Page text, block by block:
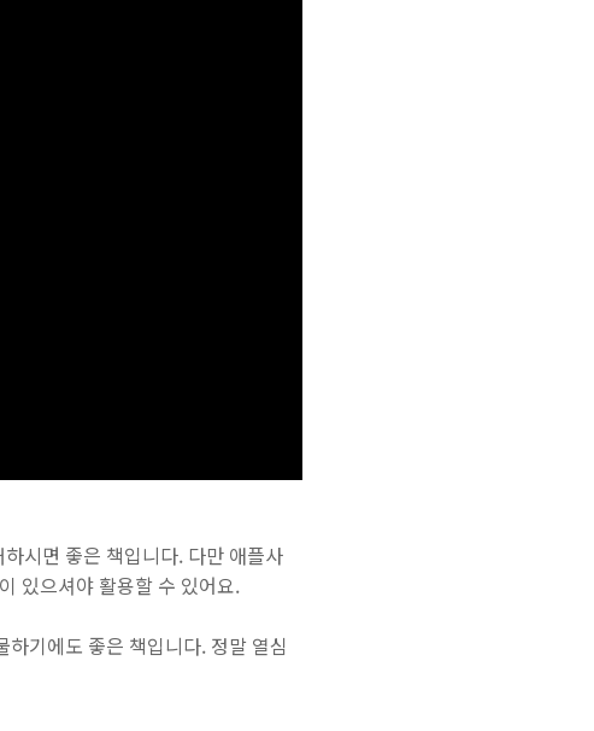
시면 좋은 책입니다. 다만 애플사
있으셔야 활용할 수 있어요.
기에도 좋은 책입니다. 정말 열심